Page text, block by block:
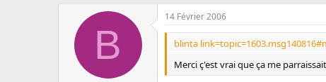
B
14 Février 2006
blinta
Merci ç'est vrai que ça me